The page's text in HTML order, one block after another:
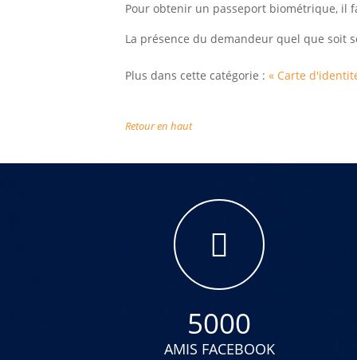
Pour obtenir un passeport biométrique, il
La présence du demandeur quel que soit
Plus dans cette catégorie : « Carte
Retour en haut
5000
AMIS FACEBOOK